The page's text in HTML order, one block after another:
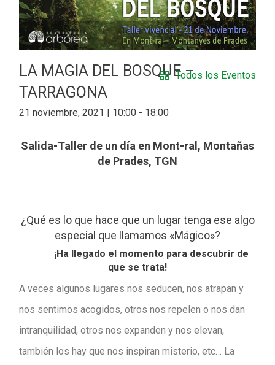
LA MAGIA DEL BOSQUE –
TARRAGONA
Todos los Eventos
21 noviembre, 2021 | 10:00 - 18:00
Salida-Taller de un día en Mont-ral, Montañas
de Prades, TGN
¿Qué es lo que hace que un lugar tenga ese algo
especial que llamamos «Mágico»?
¡Ha llegado el momento para descubrir de
que se trata!
A veces algunos lugares nos seducen, nos atrapan y
nos sentimos acogidos, otros nos repelen o nos dan
intranquilidad, otros nos expanden y nos elevan,
también los hay que nos inspiran misterio, etc… La